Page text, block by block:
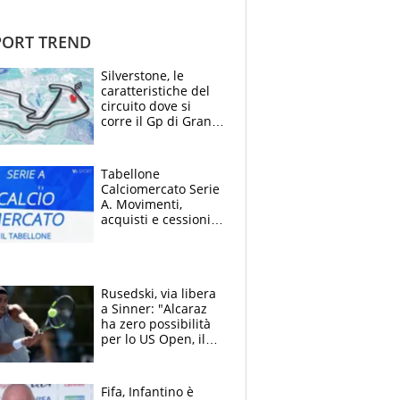
TREND
Silverstone, le
caratteristiche del
circuito dove si
corre il Gp di Gran
Tabellone
Calciomercato Serie
A. Movimenti,
acquisti e cessioni:
Rusedski, via libera
a Sinner: "Alcaraz
ha zero possibilità
per lo US Open, il
Fifa, Infantino è